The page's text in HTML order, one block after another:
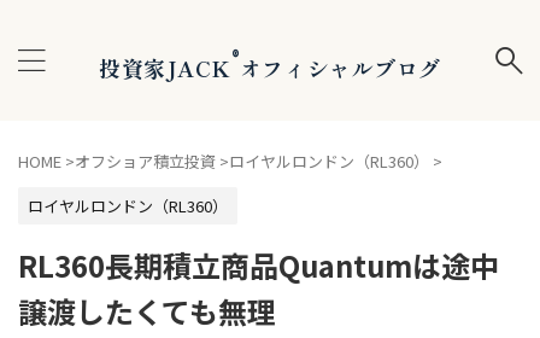
投資家JACK®オフィシャルブログ
HOME >オフショア積立投資 >ロイヤルロンドン（RL360）
>
ロイヤルロンドン（RL360）
RL360長期積立商品Quantumは途中
譲渡したくても無理